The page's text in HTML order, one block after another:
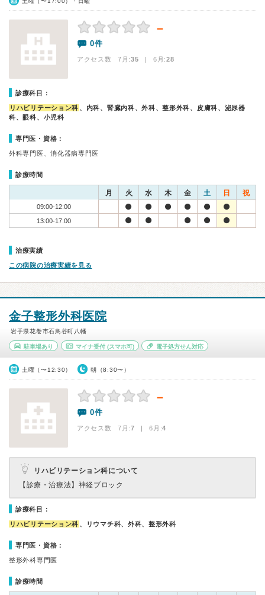
－
0件
アクセス数 7月:35 | 6月:28
診療科目：
リハビリテーション科 、内科、腎臓内科、外科、整形外科、皮膚科、泌尿器
科、眼科、小児科
専門医・資格：
外科専門医、消化器病専門医
診療時間
月 火 水 木 金 土 日 祝
09:00-12:00
13:00-17:00
治療実績
この病院の治療実績を見る
金子整形外科医院
岩手県花巻市石鳥谷町八幡
駐車場あり マイナ受付(スマホ可) 電子処方せん対応
土曜（〜12:30） 朝（8:30〜）
－
0件
アクセス数 7月:7 | 6月:4
リハビリテーション科について
【診療・治療法】 神経ブロック
診療科目：
リハビリテーション科 、リウマチ科、外科、整形外科
専門医・資格：
整形外科専門医
診療時間